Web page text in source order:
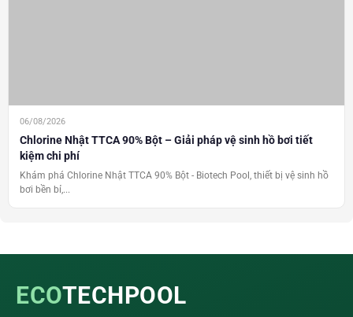
06/08/2026
Chlorine Nhật TTCA 90% Bột – Giải pháp vệ sinh hồ bơi tiết
kiệm chi phí
Khám phá Chlorine Nhật TTCA 90% Bột - Biotech Pool, thiết bị vệ sinh hồ
bơi bền bỉ,...
ECOTECHPOOL